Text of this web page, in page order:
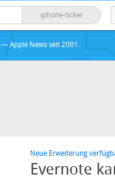
iphone-ticker
— Apple News seit 2001.
Neue Erweiterung
Evernote